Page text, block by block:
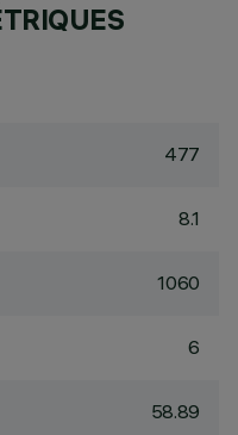
477
8.1
1060
6
58.89